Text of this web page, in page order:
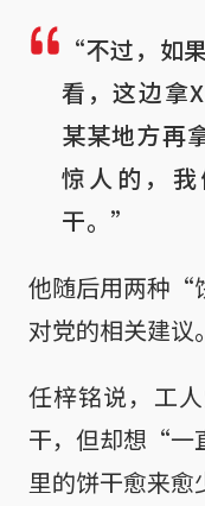
“不过，如
看，这边拿
某某地方再
惊人的，
干。”
他随后用两种“
对党的相关建议。
任梓铭说，工
干，但却想“一
里的饼干愈来